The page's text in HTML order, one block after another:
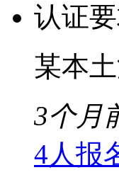
认证要
某本
3个月
4人报